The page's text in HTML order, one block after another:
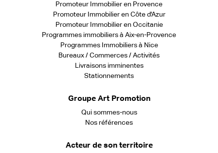
Promoteur Immobilier en Provence
Promoteur Immobilier en Côte d'Azur
Promoteur Immobilier en Occitanie
Programmes immobiliers à Aix-en-Provence
Programmes Immobiliers à Nice
Bureaux / Commerces / Activités
Livraisons imminentes
Stationnements
Groupe Art Promotion
Qui sommes-nous
Nos références
Acteur de son territoire